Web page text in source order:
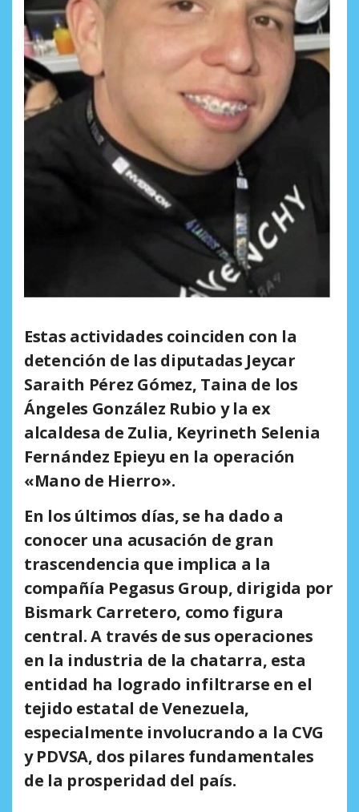
Estas actividades coinciden con la
detención de las diputadas Jeycar
Saraith Pérez Gómez, Taina de los
Ángeles González Rubio y la ex
alcaldesa de Zulia, Keyrineth Selenia
Fernández Epieyu en la operación
«Mano de Hierro».
En los últimos días, se ha dado a
conocer una acusación de gran
trascendencia que implica a la
compañía Pegasus Group, dirigida por
Bismark Carretero, como figura
central. A través de sus operaciones
en la industria de la chatarra, esta
entidad ha logrado infiltrarse en el
tejido estatal de Venezuela,
especialmente involucrando a la CVG
y PDVSA, dos pilares fundamentales
de la prosperidad del país.